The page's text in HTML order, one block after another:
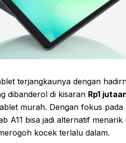
terjangkaunya dengan
dibanderol di kisaran Rp1
murah. Dengan fokus
A11 bisa jadi alternatif
kocek terlalu dalam.